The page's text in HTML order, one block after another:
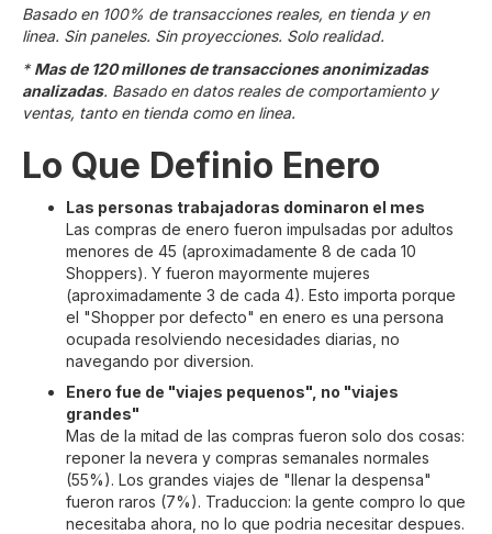
Basado en 100% de transacciones reales, en tienda y en
linea. Sin paneles. Sin proyecciones. Solo realidad.
*Mas de 120 millones de transacciones anonimizadas
analizadas. Basado en datos reales de comportamiento y
ventas, tanto en tienda como en linea.
Lo Que Definio Enero
Las personas trabajadoras dominaron el mes
Las compras de enero fueron impulsadas por adultos
menores de 45 (aproximadamente 8 de cada 10
Shoppers). Y fueron mayormente mujeres
(aproximadamente 3 de cada 4). Esto importa porque
el "Shopper por defecto" en enero es una persona
ocupada resolviendo necesidades diarias, no
navegando por diversion.
Enero fue de "viajes pequenos", no "viajes
grandes"
Mas de la mitad de las compras fueron solo dos cosas:
reponer la nevera y compras semanales normales
(55%). Los grandes viajes de "llenar la despensa"
fueron raros (7%). Traduccion: la gente compro lo que
necesitaba ahora, no lo que podria necesitar despues.